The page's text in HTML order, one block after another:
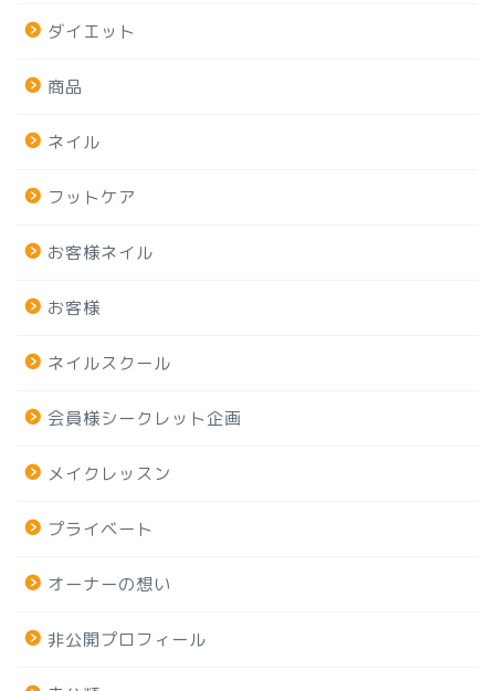
ダイエット
商品
ネイル
フットケア
お客様ネイル
お客様
ネイルスクール
会員様シークレット企画
メイクレッスン
プライベート
オーナーの想い
非公開プロフィール